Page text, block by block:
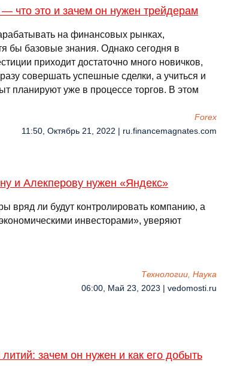
— что это и зачем он нужен трейдерам
на финансовых рынках,
бы базовые знания. Однако сегодня в
приходит достаточно много новичков,
совершать успешные сделки, а учиться и
планируют уже в процессе торгов. В этом
Forex
11:50, Октябрь 21, 2022 | ru.financemagnates.com
и Алекперову нужен «Яндекс»
вряд ли будут контролировать компанию, а
инвесторами», уверяют
Технологии, Наука
06:00, Май 23, 2023 | vedomosti.ru
зачем он нужен и как его добыть